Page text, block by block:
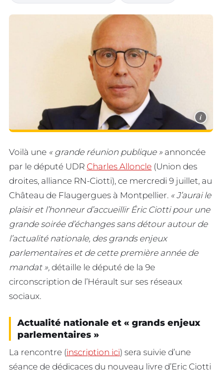
i
Voilà une « grande réunion publique » annoncée
par le député UDR Charles Alloncle (Union des
droites, alliance RN-Ciotti), ce mercredi 9 juillet, au
Château de Flaugergues à Montpellier. « J’aurai le
plaisir et l’honneur d’accueillir Éric Ciotti pour une
grande soirée d’échanges sans détour autour de
l’actualité nationale, des grands enjeux
parlementaires et de cette première année de
mandat », détaille le député de la 9e
circonscription de l’Hérault sur ses réseaux
sociaux.
Actualité nationale et « grands enjeux
parlementaires »
La rencontre (inscription ici) sera suivie d’une
séance de dédicaces du nouveau livre d’Eric Ciotti